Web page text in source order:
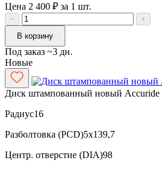
Цена 2 400 ₽ за 1 шт.
−
+
В корзину
Под заказ ~3 дн.
Новые
Диск штампованный новый
Радиус16
Разболтовка (PCD)5x139,7
Центр. отверстие (DIA)98